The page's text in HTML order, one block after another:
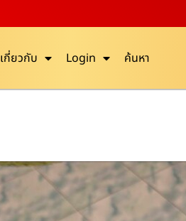
เกี่ยวกับ Login ค้นหา